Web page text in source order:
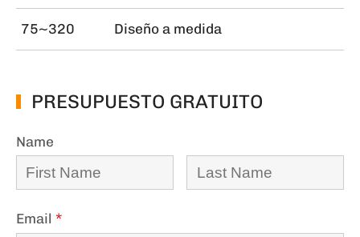
75~320 Diseño a medida
PRESUPUESTO GRATUITO
Name
Email *